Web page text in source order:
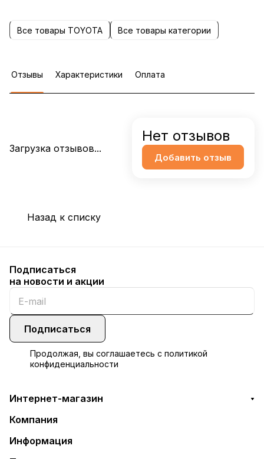
Все товары TOYOTA Все товары категории
Отзывы Характеристики Оплата
Загрузка отзывов...
Нет отзывов
Добавить отзыв
Назад к списку
Подписаться
на новости и акции
Подписаться
Продолжая, вы соглашаетесь с политикой
конфиденциальности
Интернет-магазин
Компания
Информация